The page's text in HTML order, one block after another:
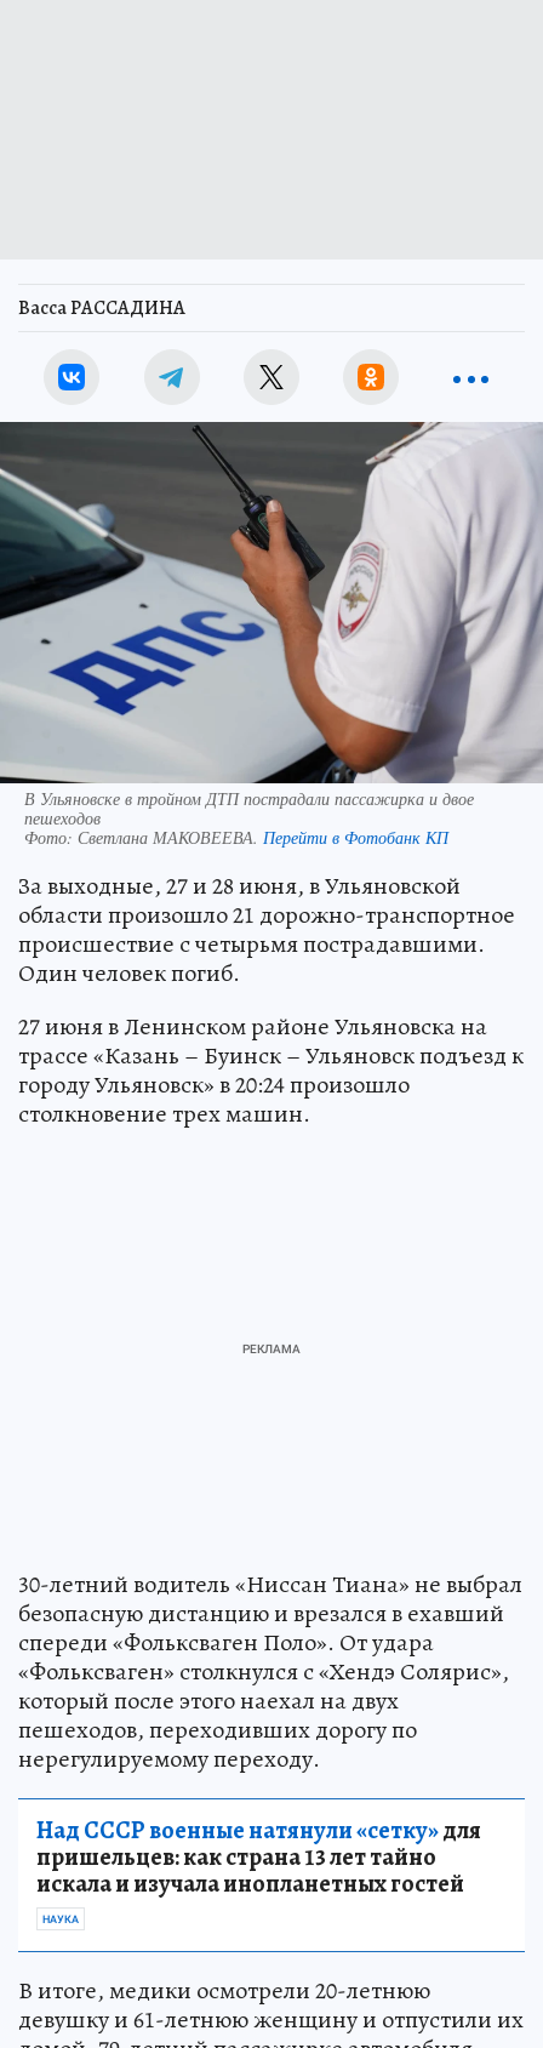
Васса РАССАДИНА
В Ульяновске в тройном ДТП пострадали пассажирка и двое
пешеходов
Фото: Светлана МАКОВЕЕВА. Перейти в Фотобанк КП
За выходные, 27 и 28 июня, в Ульяновской
области произошло 21 дорожно-транспортное
происшествие с четырьмя пострадавшими.
Один человек погиб.
27 июня в Ленинском районе Ульяновска на
трассе «Казань – Буинск – Ульяновск подъезд к
городу Ульяновск» в 20:24 произошло
столкновение трех машин.
30-летний водитель «Ниссан Тиана» не выбрал
безопасную дистанцию и врезался в ехавший
спереди «Фольксваген Поло». От удара
«Фольксваген» столкнулся с «Хендэ Солярис»,
который после этого наехал на двух
пешеходов, переходивших дорогу по
нерегулируемому переходу.
Над СССР военные натянули «сетку»для
пришельцев: как страна 13 лет тайно
искала и изучала инопланетных гостей
НАУКА
В итоге, медики осмотрели 20-летнюю
девушку и 61-летнюю женщину и отпустили их